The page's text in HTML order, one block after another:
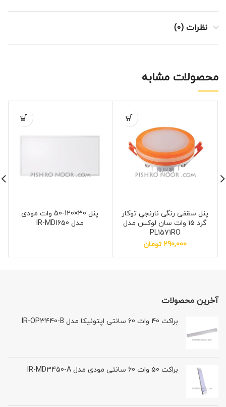
نظرات (0)
محصولات مشابه
پنل سقفی رنگی نارنجي توكار
گرد 15 وات سان لوکس مدل
PL1571RO
290,000 تومان
پنل 30×120-50 وات مودی
مدل IR-MD1650
آخرین محصولات
براکت 40 وات 60 سانتی اپتونیکا مدل IR-OP3440-B
براکت 50 وات 60 سانتی مودی مدل IR-MD3450-A